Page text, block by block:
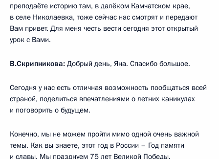
преподаёте историю там, в далёком Камчатском крае,
в селе Николаевка, тоже сейчас нас смотрят и передают
Вам привет. Для меня честь вести сегодня этот открытый
урок с Вами.
В.Скрипникова: Добрый день, Яна. Спасибо большое.
Сегодня у нас есть отличная возможность пообщаться всей
страной, поделиться впечатлениями о летних каникулах
и поговорить о будущем.
Конечно, мы не можем пройти мимо одной очень важной
темы. Как вы знаете, этот год в России – Год памяти
и славы. Мы празднуем 75 лет Великой Победы.